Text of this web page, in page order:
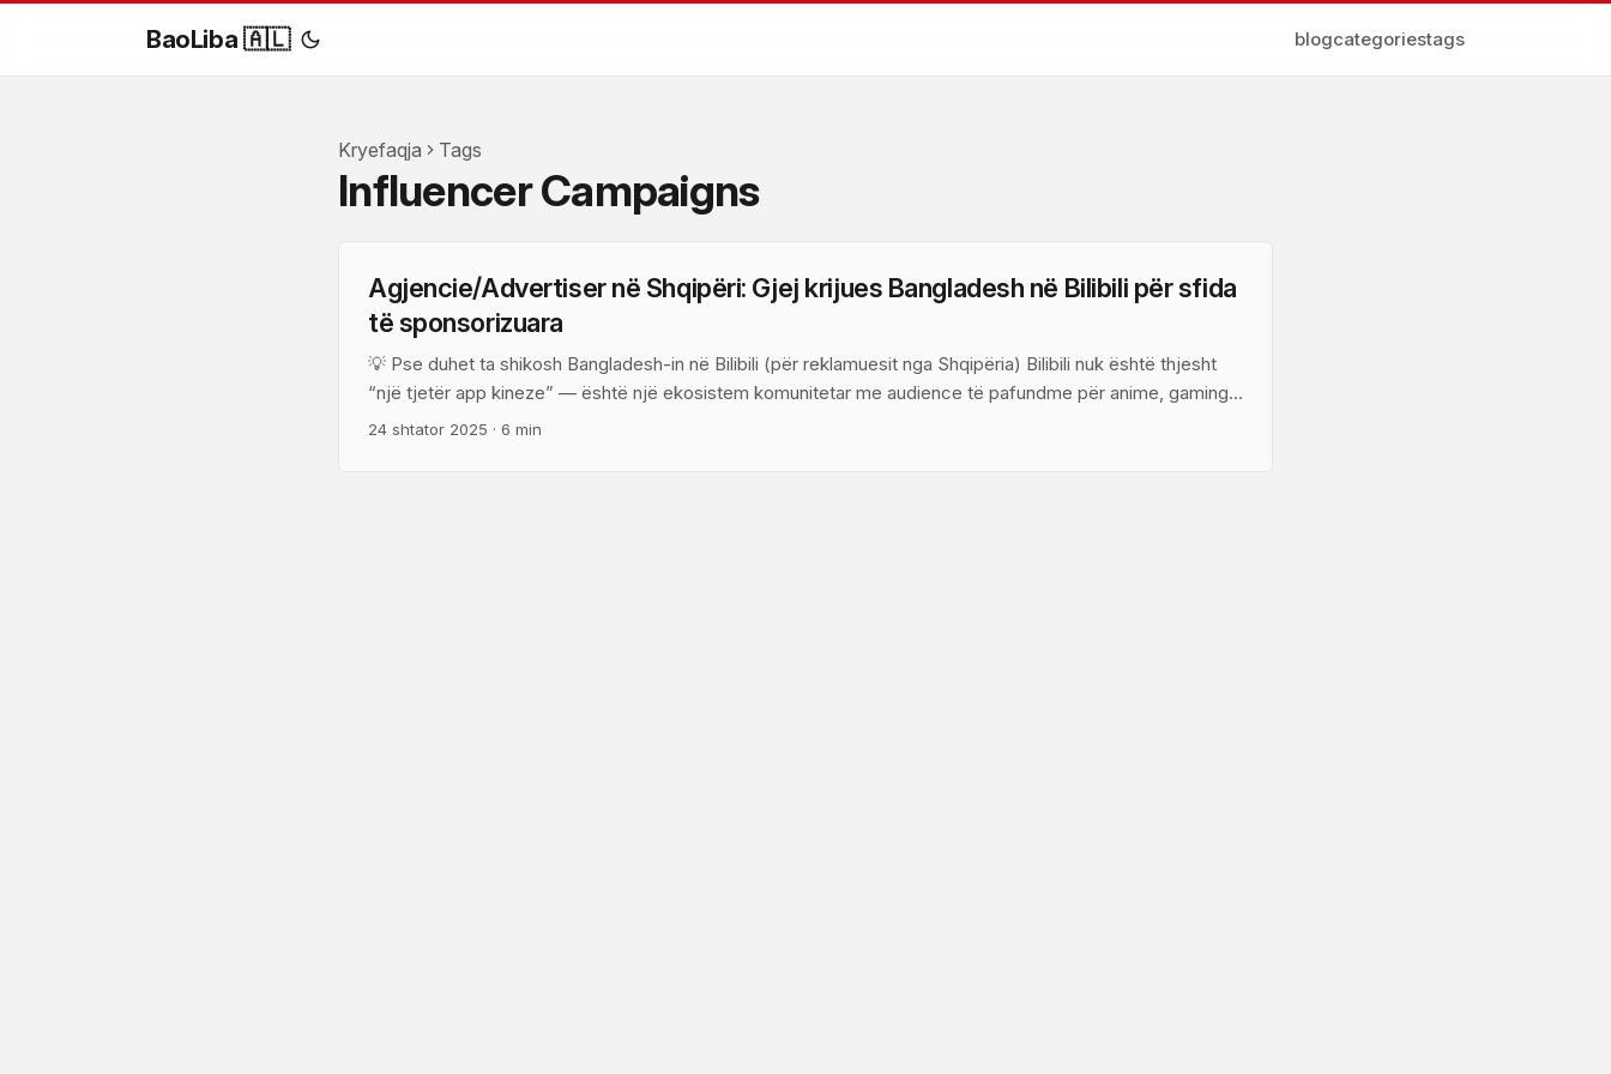
BaoLiba 🇦🇱 blogcategoriestags
Kryefaqja Tags
Influencer Campaigns
Agjencie/Advertiser në Shqipëri: Gjej krijues Bangladesh në Bilibili për sfida
të sponsorizuara
💡 Pse duhet ta shikosh Bangladesh-in në Bilibili (për reklamuesit nga Shqipëria) Bilibili nuk është thjesht
“një tjetër app kineze” — është një ekosistem komunitetar me audience të pafundme për anime, gaming,
kulturë pop dhe niche creative. Marrëdhëniet e tanishme të Bilibili me partnerë globalë tregojnë se
24 shtator 2025 · 6 min